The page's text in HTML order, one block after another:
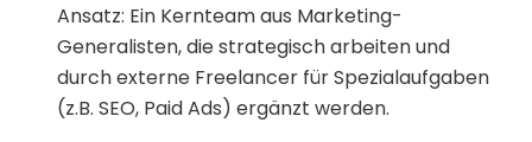
Ansatz: Ein Kernteam aus Marketing-
Generalisten, die strategisch arbeiten und
durch externe Freelancer für Spezialaufgaben
(z.B. SEO, Paid Ads) ergänzt werden.